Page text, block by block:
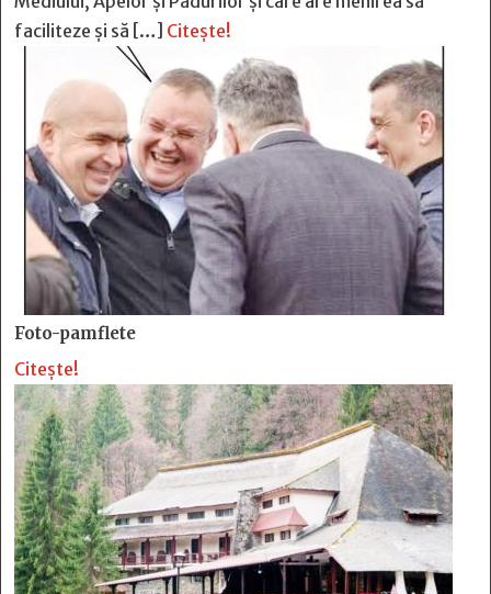
faciliteze și să […] Citește!
Foto-pamflete
Citește!